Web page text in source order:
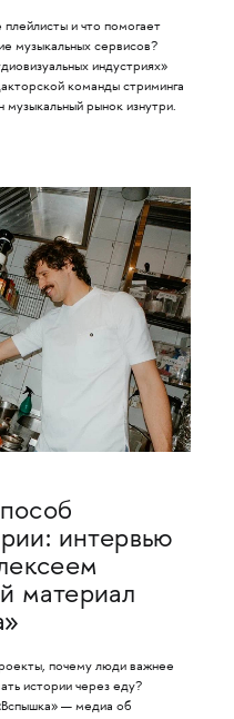
и что помогает
музыкальных сервисов?
индустриях»
команды стриминга
музыкальный рынок изнутри.
интервью
материал
почему люди важнее
истории через еду?
— медиа об